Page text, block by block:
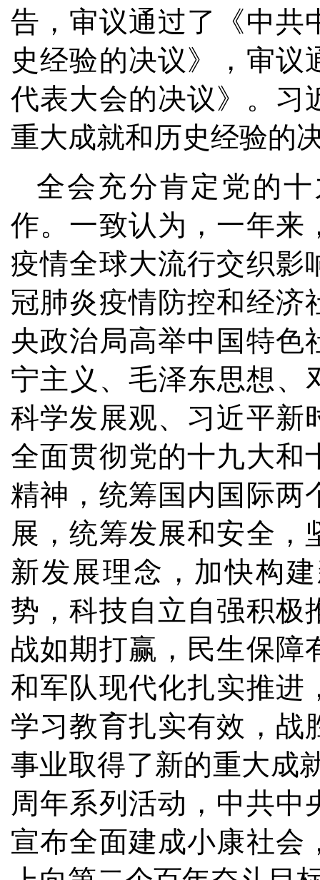
告，审议通过了《中共
史经验的决议》，审议
代表大会的决议》。习
重大成就和历史经验的
全会充分肯定党的
作。一致认为，一年来
疫情全球大流行交织影
冠肺炎疫情防控和经济
央政治局高举中国特色
宁主义、毛泽东思想、
科学发展观、习近平新
全面贯彻党的十九大和
精神，统筹国内国际两
展，统筹发展和安全，
新发展理念，加快构
势，科技自立自强积极
战如期打赢，民生保障
和军队现代化扎实推进
学习教育扎实有效，战
事业取得了新的重大成
周年系列活动，中共中
宣布全面建成小康社会